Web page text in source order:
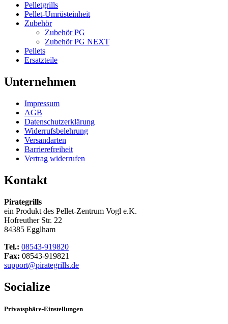
Pelletgrills
Pellet-Umrüsteinheit
Zubehör
Zubehör PG
Zubehör PG NEXT
Pellets
Ersatzteile
Unternehmen
Impressum
AGB
Datenschutzerklärung
Widerrufsbelehrung
Versandarten
Barrierefreiheit
Vertrag widerrufen
Kontakt
Pirategrills
ein Produkt des Pellet-Zentrum Vogl e.K.
Hofreuther Str. 22
84385 Egglham
Tel.: 08543-919820
Fax: 08543-919821
support@pirategrills.de
Socialize
Privatsphäre-Einstellungen